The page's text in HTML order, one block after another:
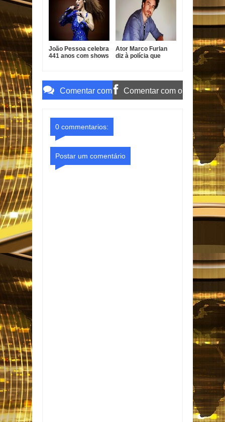
João Pessoa celebra
441 anos com shows
Ator Marco Furlan
diz à polícia que
de vulnerável
Comentar com Comentar com o
0 commentarios:
Postar um comentário